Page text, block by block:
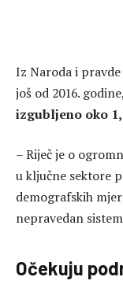
Iz Naroda i
još od 2016.
izgubljeno oko
– Riječ je o
u ključne sektore
demografskih
nepravedan
Očekuju